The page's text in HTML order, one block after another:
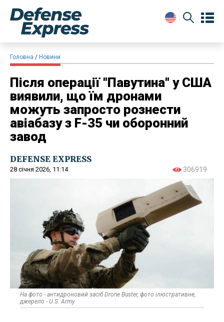
Головна Новини
Після операції "Павутина" у США
виявили, що їм дронами
можуть запросто рознести
авіабазу з F-35 чи оборонний
завод
DEFENSE EXPRESS
28 січня 2026, 11:14 306919
На фото - антидроновий засіб Drone Buster, фото ілюстративне,
джерело - U.S. Army